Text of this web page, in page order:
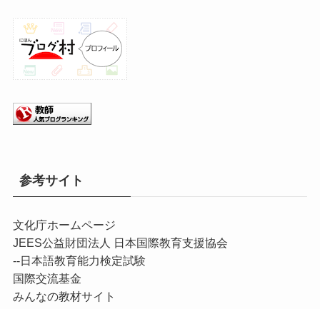
参考サイト
文化庁ホームページ
JEES公益財団法人 日本国際教育支援協会
--日本語教育能力検定試験
国際交流基金
みんなの教材サイト